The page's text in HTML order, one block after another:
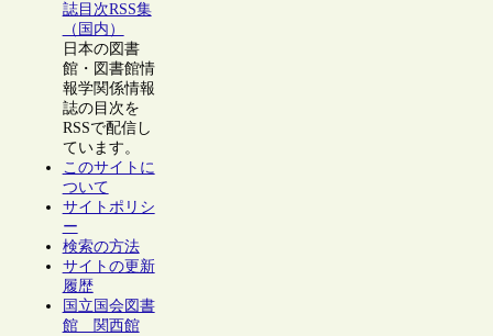
誌目次RSS集
（国内）
日本の図書
館・図書館情
報学関係情報
誌の目次を
RSSで配信し
ています。
このサイトに
ついて
サイトポリシ
ー
検索の方法
サイトの更新
履歴
国立国会図書
館 関西館